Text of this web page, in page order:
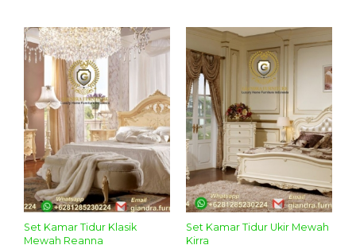
Set Kamar Tidur Klasik
Mewah Reanna
Set Kamar Tidur Ukir Mewah
Kirra